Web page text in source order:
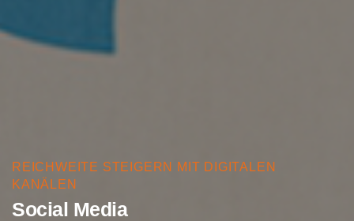
REICHWEITE STEIGERN MIT DIGITALEN
KANÄLEN
Social Media